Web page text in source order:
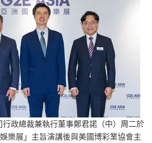
政總裁兼執行董事鄭君諾（中）周二於
娛樂展」主旨演講後與美國博彩業協會主